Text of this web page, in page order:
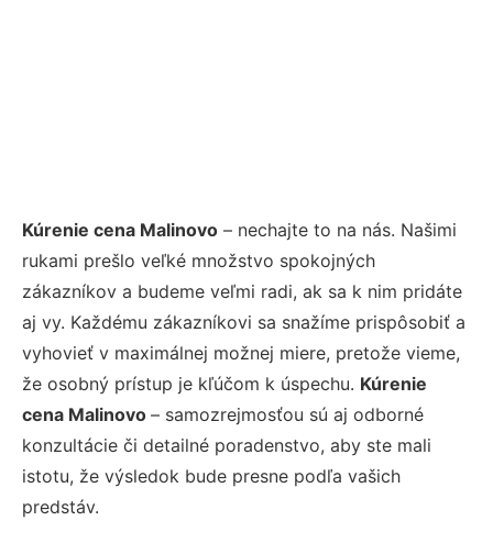
Kúrenie cena Malinovo – nechajte to na nás. Našimi
rukami prešlo veľké množstvo spokojných
zákazníkov a budeme veľmi radi, ak sa k nim pridáte
aj vy. Každému zákazníkovi sa snažíme prispôsobiť a
vyhovieť v maximálnej možnej miere, pretože vieme,
že osobný prístup je kľúčom k úspechu. Kúrenie
cena Malinovo – samozrejmosťou sú aj odborné
konzultácie či detailné poradenstvo, aby ste mali
istotu, že výsledok bude presne podľa vašich
predstáv.